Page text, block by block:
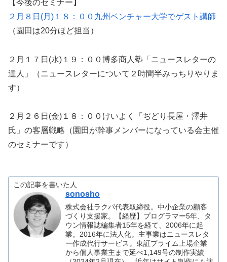
【今後のセミナー】
２月８日(月)１８：００九州ベンチャー大学でゲスト講師
（園田は20分ほど担当）
２月１７日(水)１９：００博多商人塾「ニュースレターの
達人」（ニュースレターについて２時間半みっちりやりま
す）
２月２６日(金)１８：００けいよく「ぢどり長屋・澤井
氏」の客層戦略（園田が幹事メンバーになっている会主催
のセミナーです）
この記事を書いた人
sonosho
株式会社ラクパ代表取締役。中小企業の顧客
づくり支援家。【経歴】プログラマー5年、タ
ウン情報誌編集者15年を経て、2006年に起
業。2016年に法人化。主事業はニュースレタ
ー作成代行サービス。東証プライム上場企業
から個人事業主まで延べ1,149号の制作実績